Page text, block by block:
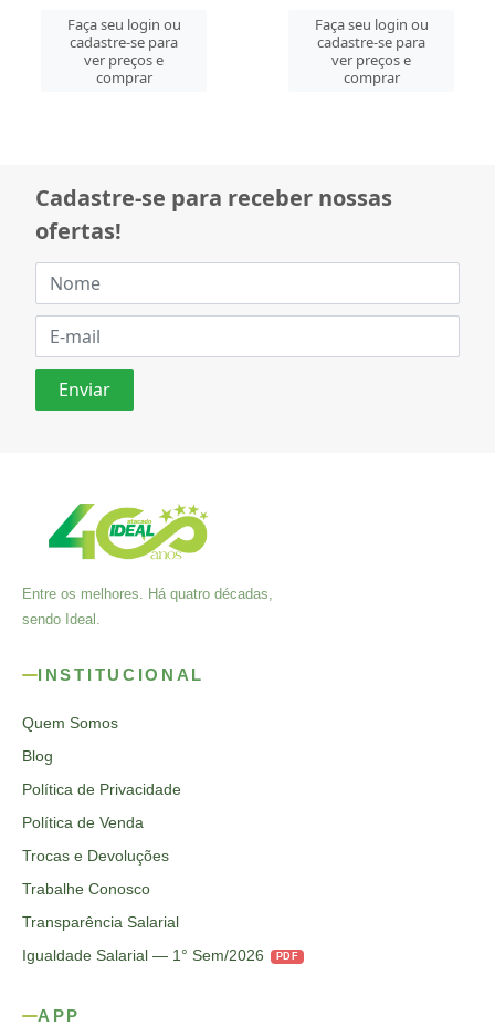
Faça seu login ou
cadastre-se para
ver preços e
comprar
Faça seu login ou
cadastre-se para
ver preços e
comprar
Cadastre-se para receber nossas
ofertas!
Entre os melhores. Há quatro décadas,
sendo Ideal.
INSTITUCIONAL
Quem Somos
Blog
Política de Privacidade
Política de Venda
Trocas e Devoluções
Trabalhe Conosco
Transparência Salarial
Igualdade Salarial — 1° Sem/2026
PDF
APP